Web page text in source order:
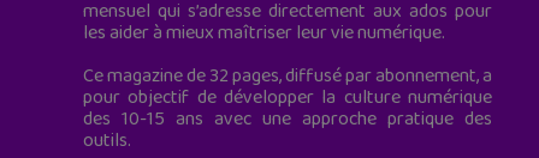
mensuel qui s’adresse directement aux ados pour
les aider à mieux maîtriser leur vie numérique.
Ce magazine de 32 pages, diffusé par abonnement, a
pour objectif de développer la culture numérique
des 10-15 ans avec une approche pratique des
outils.